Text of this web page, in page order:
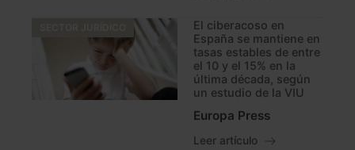
El ciberacoso en
España se mantiene en
tasas estables de entre
el 10 y el 15% en la
última década, según
un estudio de la VIU
Europa Press
Leer artículo